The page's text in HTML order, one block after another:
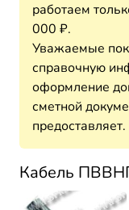
работаем
000 ₽.
Уважаемые
справочную
оформление
сметной
предоставляет.
Кабель